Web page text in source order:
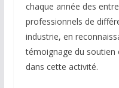
chaque année des
professionnels de
industrie, en
témoignage du soutien
dans cette activité.